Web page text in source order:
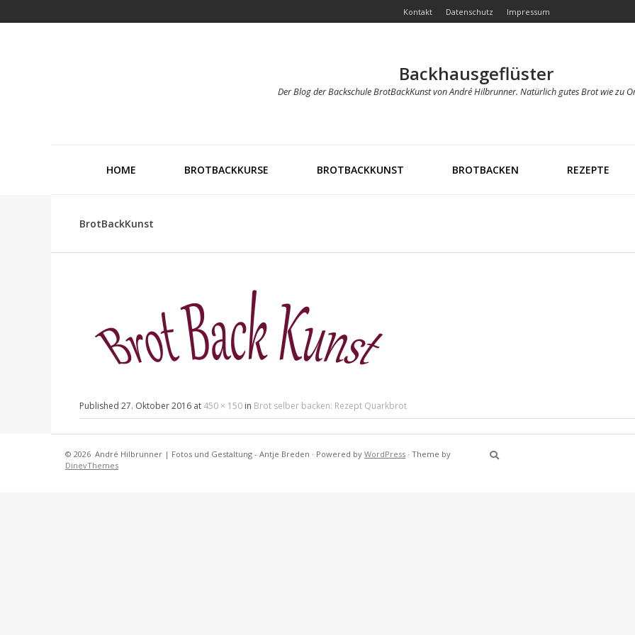
Kontakt Datenschutz Impressum
Backhausgeflüster
Der Blog der Backschule BrotBackKunst von André Hilbrunner. Natürlich gutes Brot wie zu
HOME BROTBACKKURSE BROTBACKKUNST BROTBACKEN REZEPTE
BrotBackKunst
Published 27. Oktober 2016 at 450 × 150 in Brot selber backen: Rezept Quarkbrot
© 2026 André Hilbrunner | Fotos und Gestaltung - Antje Breden · Powered by WordPress · Theme by
DinevThemes